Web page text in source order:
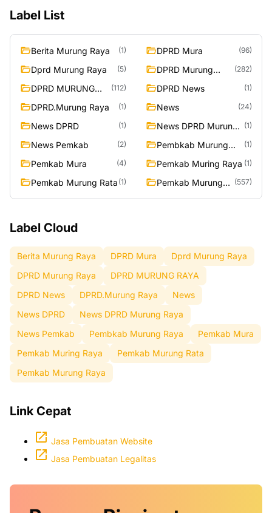
Label List
Berita Murung Raya (1) DPRD Mura (96)
Dprd Murung Raya (5)
DPRD Murung
(282)
DPRD MURUNG
(112) DPRD News (1)
DPRD.Murung Raya (1) News (24)
News DPRD (1)
News DPRD Murung
(1)
News Pemkab (2)
Pembkab Murung
(1)
Pemkab Mura (4) Pemkab Muring Raya (1)
Pemkab Murung Rata (1)
Pemkab Murung
(557)
Label Cloud
Berita Murung Raya DPRD Mura
Dprd Murung Raya
DPRD Murung Raya
DPRD MURUNG RAYA
DPRD News
DPRD.Murung Raya
News
News DPRD
News DPRD Murung Raya
News Pemkab
Pembkab Murung Raya
Pemkab Mura
Pemkab Muring Raya
Pemkab Murung Rata
Pemkab Murung Raya
Link Cepat
Jasa Pembuatan Website
Jasa Pembuatan Legalitas